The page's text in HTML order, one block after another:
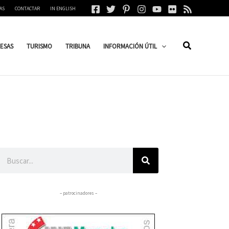
CONTACTAR IN ENGLISH
TURISMO TRIBUNA INFORMACIÓN ÚTIL
– patrocinadores –